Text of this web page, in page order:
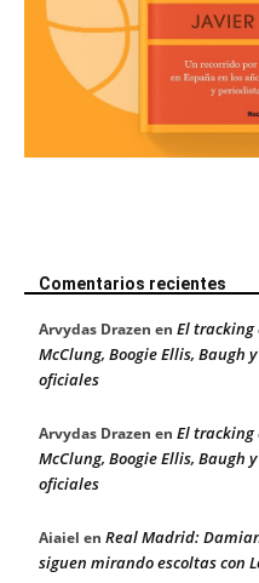
Comentarios recientes
Arvydas Drazen en El tracking
McClung, Boogie Ellis, Baugh
oficiales
Arvydas Drazen en El tracking
McClung, Boogie Ellis, Baugh
oficiales
Aiaiel en Real Madrid:
siguen mirando escoltas con